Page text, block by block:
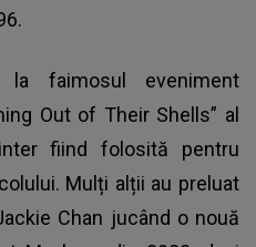
faimosul eveniment
Out of Their Shells” al
fiind folosită pentru
Mulți alții au preluat
Chan jucând o nouă